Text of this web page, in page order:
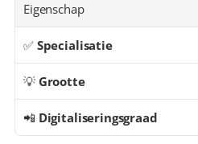
Eigenschap
✅ Specialisatie
💡 Grootte
📲 Digitaliseringsgraad